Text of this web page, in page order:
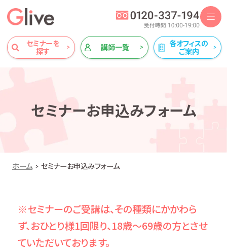
セミナーを
探す
講師一覧
各オフィスの
ご案内
セミナーお申込みフォーム
ホーム セミナーお申込みフォーム
※セミナーのご受講は、その種類にかかわら
ず、おひとり様1回限り、18歳～69歳の方とさせ
ていただいております。